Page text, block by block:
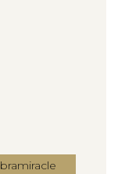
bramiracle